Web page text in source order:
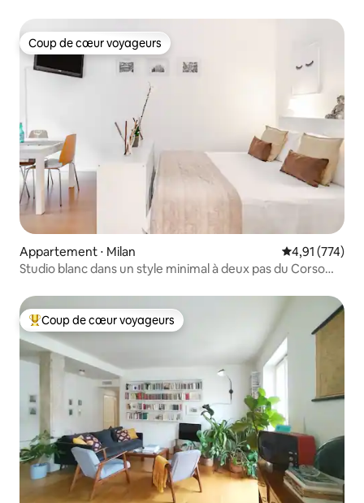
Coup de cœur voyageurs
Coup de cœur voyageurs
Appartement ⋅ Milan Évaluation
4,91 (774)
Studio blanc dans un style minimal à deux pas du Corso
Coups de cœur voyageurs les plus appréciés
Coup de cœur voyageurs